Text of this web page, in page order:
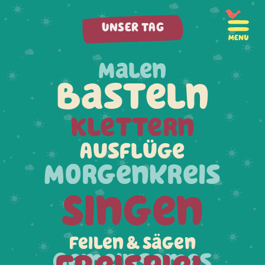
UNSER TAG
Malen
Basteln
Klettern
Ausflüge
Morgenkreis
Singen
Feilen & Sägen